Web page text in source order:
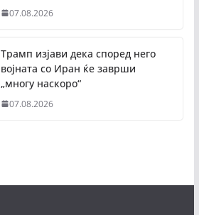
07.08.2026
Трамп изјави дека според него
војната со Иран ќе заврши
„многу наскоро“
07.08.2026